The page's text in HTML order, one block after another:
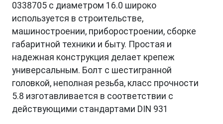
0338705 с диаметром 16.0 широко
используется в строительстве,
машиностроении, приборостроении, сборке
габаритной техники и быту. Простая и
надежная конструкция делает крепеж
универсальным. Болт с шестигранной
головкой, неполная резьба, класс прочности
5.8 изготавливается в соответствии с
действующими стандартами DIN 931